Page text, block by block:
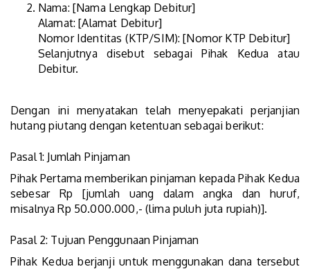
Nama: [Nama Lengkap Debitur]
Alamat: [Alamat Debitur]
Nomor Identitas (KTP/SIM): [Nomor KTP Debitur]
Selanjutnya disebut sebagai Pihak Kedua atau
Debitur.
Dengan ini menyatakan telah menyepakati perjanjian
hutang piutang dengan ketentuan sebagai berikut:
Pasal 1: Jumlah Pinjaman
Pihak Pertama memberikan pinjaman kepada Pihak Kedua
sebesar Rp [jumlah uang dalam angka dan huruf,
misalnya Rp 50.000.000,- (lima puluh juta rupiah)].
Pasal 2: Tujuan Penggunaan Pinjaman
Pihak Kedua berjanji untuk menggunakan dana tersebut